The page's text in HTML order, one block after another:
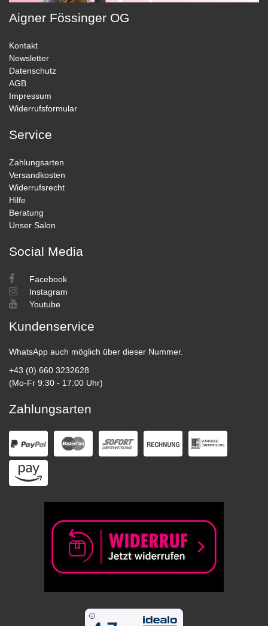
Aigner Fössinger OG
Kontakt
Newsletter
Datenschutz
AGB
Impressum
Widerrufsformular
Service
Zahlungsarten
Versandkosten
Widerrufsrecht
Hilfe
Beratung
Unser Salon
Social Media
Facebook
Instagram
Youtube
Kundenservice
WhatsApp auch möglich über dieser Nummer.
+43 (0) 660 3232628
(Mo-Fr 9:30 - 17:00 Uhr)
Zahlungsarten